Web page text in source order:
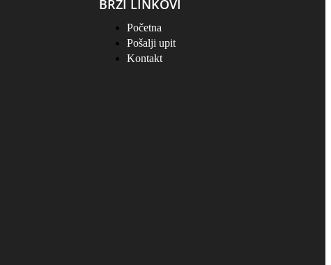
BRZI LINKOVI
Početna
Pošalji upit
Kontakt